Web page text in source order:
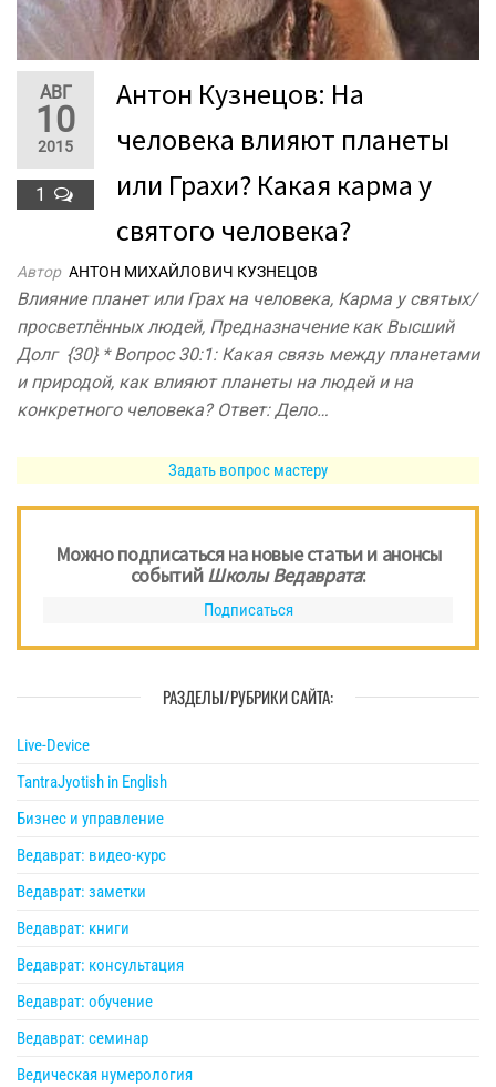
АВГ
10
2015
1
Антон Кузнецов: На
человека влияют планеты
или Грахи? Какая карма у
святого человека?
Автор АНТОН МИХАЙЛОВИЧ КУЗНЕЦОВ
Влияние планет или Грах на человека, Карма у святых/
просветлённых людей, Предназначение как Высший
Долг {30} * Вопрос 30:1: Какая связь между планетами
и природой, как влияют планеты на людей и на
конкретного человека? Ответ: Дело…
Задать вопрос мастеру
Можно подписаться на новые статьи и анонсы
событийШколы Ведаврата:
Подписаться
РАЗДЕЛЫ/РУБРИКИ САЙТА:
Live-Device
TantraJyotish in English
Бизнес и управление
Ведаврат: видео-курс
Ведаврат: заметки
Ведаврат: книги
Ведаврат: консультация
Ведаврат: обучение
Ведаврат: семинар
Ведическая нумерология